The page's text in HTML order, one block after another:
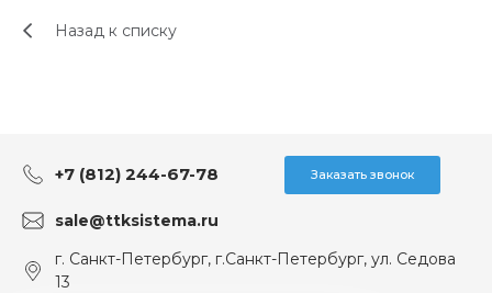
Назад к списку
+7 (812) 244-67-78 Заказать звонок
sale@ttksistema.ru
г. Санкт-Петербург, г.Санкт-Петербург, ул. Седова
13